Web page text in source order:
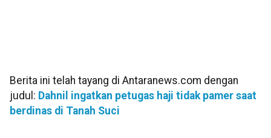
Berita ini telah tayang di Antaranews.com dengan
judul: Dahnil ingatkan petugas haji tidak pamer saat
berdinas di Tanah Suci